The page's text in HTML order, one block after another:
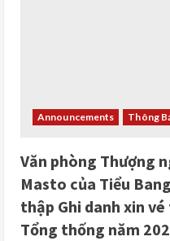
Announcements Thông
Văn phòng Thượng
Masto của Tiểu
thập Ghi danh xin
Tổng thống năm